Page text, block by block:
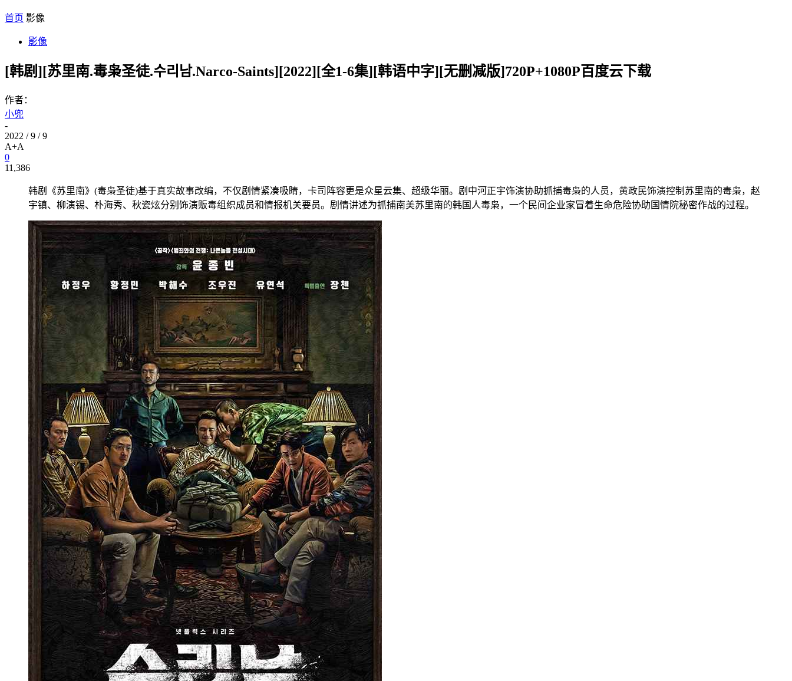
首页 影像
影像
[韩剧][苏里南.毒枭圣徒.수리남.Narco-Saints][2022][全1-6集][韩语中字][无删减版]720P+1080P百度云下载
作者：
小兜
-
2022 / 9 / 9
A+A
0
11,386
韩剧《苏里南》(毒枭圣徒)基于真实故事改编，不仅剧情紧凑吸睛，卡司阵容更是众星云集、超级华丽。剧中河正宇饰演协助抓捕毒枭的人员，黄政民饰演控制苏里南的毒枭，赵
宇镇、柳演锡、朴海秀、秋瓷炫分别饰演贩毒组织成员和情报机关要员。剧情讲述为抓捕南美苏里南的韩国人毒枭，一个民间企业家冒着生命危险协助国情院秘密作战的过程。